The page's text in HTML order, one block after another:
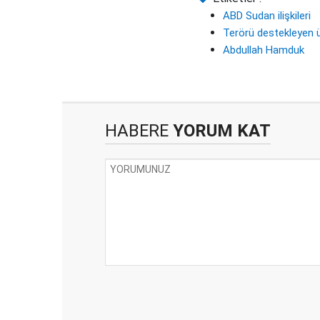
ABD Sudan ilişkileri
Terörü destekleyen
Abdullah Hamduk
HABERE YORUM KAT